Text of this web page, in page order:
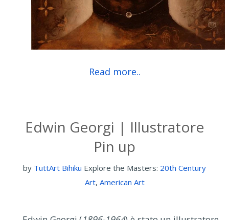
Read more..
Edwin Georgi | Illustratore
Pin up
by TuttArt Bihiku Explore the Masters: 20th Century
Art, American Art